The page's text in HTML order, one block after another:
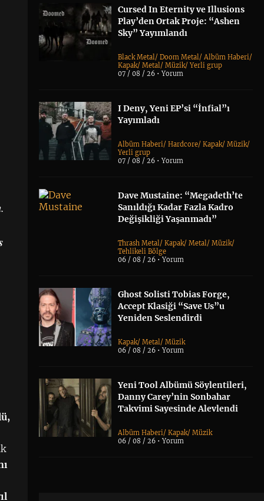
Cursed In Eternity ve Illusions
Play’den Ortak Proje: “Ashen
Sky” Yayımlandı
Black Metal/Doom Metal/Albüm Haberi/
Kapak/Metal/Müzik/Yerli grup
07 / 08 / 26 •Yorum
I Deny, Yeni EP’si “İnfial”ı
Yayımladı
Albüm Haberi/Hardcore/Kapak/Müzik/
Yerli grup
07 / 08 / 26 •Yorum
Dave Mustaine: “Megadeth’te
Sanıldığı Kadar Fazla Kadro
Değişikliği Yaşanmadı”
Thrash Metal/Kapak/Metal/Müzik/
Tehlikeli Bölge
06 / 08 / 26 •Yorum
Ghost Solisti Tobias Forge,
Accept Klasiği “Save Us”u
Yeniden Seslendirdi
Kapak/Metal/Müzik
06 / 08 / 26 •Yorum
Yeni Tool Albümü Söylentileri,
Danny Carey’nin Sonbahar
Takvimi Sayesinde Alevlendi
Albüm Haberi/Kapak/Müzik
06 / 08 / 26 •Yorum